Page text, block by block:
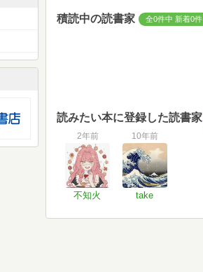
積読中の読書家 全0件中 新着0件
読みたい本に登録した読書家
2年前
不知火
10年前
take